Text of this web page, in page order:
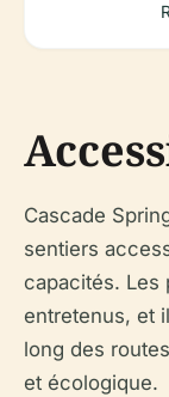
Cascade
sentiers
capacités. Les
entretenus, et
long des
et écologique.